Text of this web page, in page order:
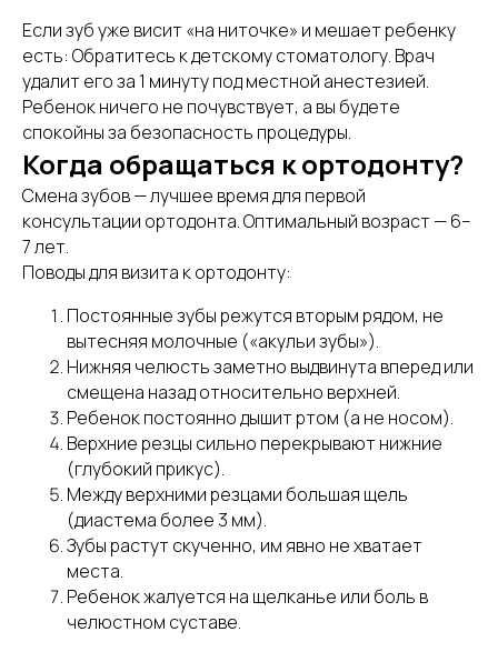
Если зуб уже висит «на ниточке» и мешает ребенку
есть: Обратитесь к детскому стоматологу. Врач
удалит его за 1 минуту под местной анестезией.
Ребенок ничего не почувствует, а вы будете
спокойны за безопасность процедуры.
Когда обращаться к ортодонту?
Смена зубов — лучшее время для первой
консультации ортодонта. Оптимальный возраст — 6–
7 лет.
Поводы для визита к ортодонту:
Постоянные зубы режутся вторым рядом, не
вытесняя молочные («акульи зубы»).
Нижняя челюсть заметно выдвинута вперед или
смещена назад относительно верхней.
Ребенок постоянно дышит ртом (а не носом).
Верхние резцы сильно перекрывают нижние
(глубокий прикус).
Между верхними резцами большая щель
(диастема более 3 мм).
Зубы растут скученно, им явно не хватает
места.
Ребенок жалуется на щелканье или боль в
челюстном суставе.